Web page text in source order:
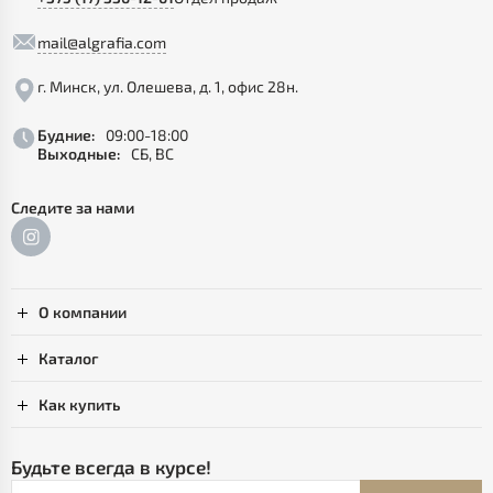
mail@algrafia.com
г. Минск, ул. Олешева, д. 1, офис 28н.
Будние:
09:00-18:00
Выходные: СБ, ВС
Следите за нами
О компании
Каталог
Как купить
Будьте всегда в курсе!